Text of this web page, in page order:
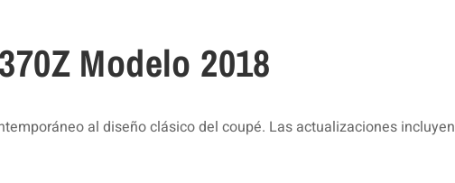
Modelo 2018
al diseño clásico del coupé. Las actualizaciones incluyen